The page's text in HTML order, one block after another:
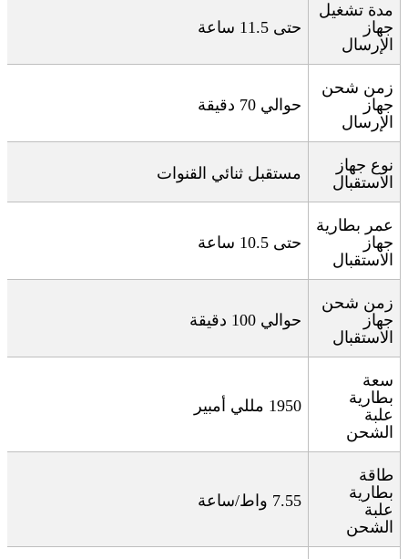
مدة تشغيل
جهاز
الإرسال
حتى 11.5 ساعة
زمن شحن
جهاز
الإرسال
حوالي 70 دقيقة
نوع جهاز
الاستقبال
مستقبل ثنائي القنوات
عمر بطارية
جهاز
الاستقبال
حتى 10.5 ساعة
زمن شحن
جهاز
الاستقبال
حوالي 100 دقيقة
سعة
بطارية
علبة
الشحن
1950 مللي أمبير
طاقة
بطارية
علبة
الشحن
7.55 واط/ساعة